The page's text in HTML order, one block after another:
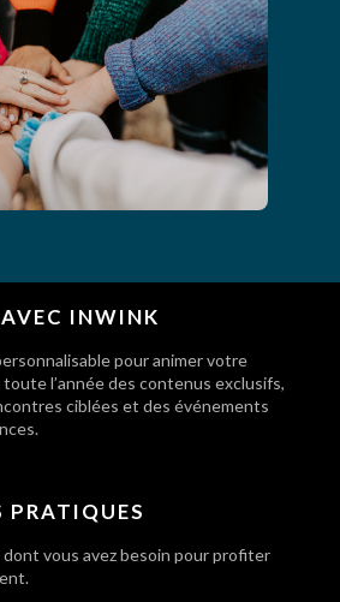
INWINK
pour animer votre
l’année des contenus exclusifs,
ciblées et des événements
vous avez besoin pour profiter